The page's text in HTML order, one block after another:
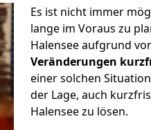
Es ist nicht immer
lange im Voraus zu
Halensee aufgrund
Veränderungen
einer solchen
der Lage, auch
Halensee zu lösen.